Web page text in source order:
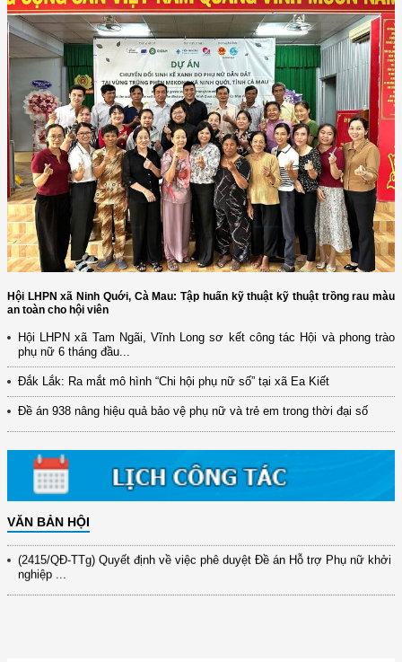
Hội LHPN xã Ninh Quới, Cà Mau: Tập huấn kỹ thuật kỹ thuật trồng rau màu
an toàn cho hội viên
Hội LHPN xã Tam Ngãi, Vĩnh Long sơ kết công tác Hội và phong trào
phụ nữ 6 tháng đầu...
Đắk Lắk: Ra mắt mô hình “Chi hội phụ nữ số” tại xã Ea Kiết
Đề án 938 nâng hiệu quả bảo vệ phụ nữ và trẻ em trong thời đại số
VĂN BẢN HỘI
(12/TB-HĐKH) V/v đăng ký, đề xuất nhiệm vụ Khoa học, công nghệ và
đổi mới ...
(898/KH/ĐCT) Kế hoạch thực hiện Quyết định số 2415/QĐ-TTg ngày
31/10/2025 ...
(417/QĐ-BNNMT) Quyết định phê duyệt Chương trình mục tiêu quốc gia
xây dựng ...
9/9/2025 của Bộ ...
(2415/QĐ-TTg) Quyết định về việc phê duyệt Đề án Hỗ trợ Phụ nữ khởi
nghiệp ...